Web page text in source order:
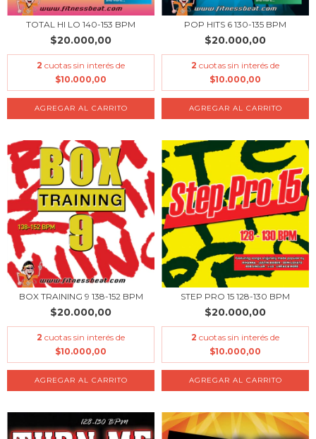
TOTAL HI LO 140-153 BPM
$20.000,00
2 cuotas sin interés de
$10.000,00
POP HITS 6 130-135 BPM
$20.000,00
2 cuotas sin interés de
$10.000,00
BOX TRAINING 9 138-152 BPM
$20.000,00
2 cuotas sin interés de
$10.000,00
STEP PRO 15 128-130 BPM
$20.000,00
2 cuotas sin interés de
$10.000,00